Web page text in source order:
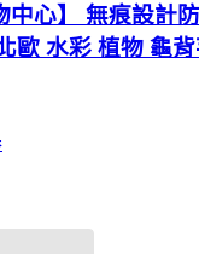
中心】 無痕設計
歐 水彩 植物 龜背